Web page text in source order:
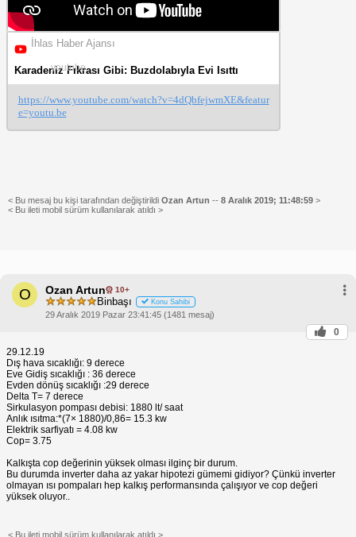
İhlas Haber Ajansı
youtube
Karadeniz Fıkrası Gibi: Buzdolabıyla Evi Isıttı
https://www.youtube.com/watch?v=4dQbfejwmXE&featur
e=youtu.be
< Bu mesaj bu kişi tarafından değiştirildi Ozan Artun -- 8 Aralık 2019; 11:48:59 >
< Bu ileti mobil sürüm kullanılarak atıldı >
O Ozan Artun 10+
Binbaşı Konu Sahibi
29 Aralık 2019 Pazar 23:41:45 (1481 mesaj)
0
29.12.19
Dış hava sıcaklığı: 9 derece
Eve Gidiş sıcaklığı : 36 derece
Evden dönüş sıcaklığı :29 derece
Delta T= 7 derece
Sirkulasyon pompası debisi: 1880 lt/ saat
Anlık ısıtma:*(7× 1880)/0,86= 15.3 kw
Elektrik sarfiyatı = 4.08 kw
Cop= 3.75
Kalkışta cop değerinin yüksek olması ilginç bir durum.
Bu durumda inverter daha az yakar hipotezi gümemi gidiyor? Çünkü inverter
olmayan ısı pompaları hep kalkış performansında çalışıyor ve cop değeri
yüksek oluyor..
< Bu ileti mobil sürüm kullanılarak atıldı >